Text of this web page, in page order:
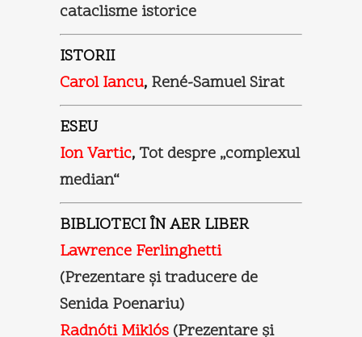
cataclisme istorice
ISTORII
Carol Iancu, René-Samuel Sirat
ESEU
Ion Vartic,Tot despre „complexul
median“
BIBLIOTECI ÎN AER LIBER
Lawrence Ferlinghetti
(Prezentare şi traducere de
Senida Poenariu)
Radnóti Miklós (Prezentare şi